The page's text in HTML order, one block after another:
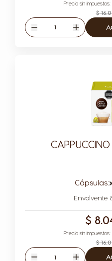
$
Disminuir
Cantidad
Aumentar
Cápsulas:
Envolvente
$
$
Cantidad